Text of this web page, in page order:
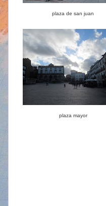
plaza de san juan
plaza mayor